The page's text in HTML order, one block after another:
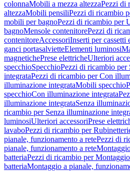
colonnaMobili a mezza altezzaPezzi di
altezzaMobili pensiliPezzi di ricambio
mobili per bagnoPezzi di ricambio per
bagnoMensole contenitorePezzi di
contenitoreAccessoriInserti per cassetti
ganci portasalvietteElementi luminosi
magnetichePrese elettricheUlteriori
specchioSpecchioPezzi di ricambio per
integrataPezzi di ricambio per Con
illuminazione integrataMobili specchio
specchioCon illuminazione integrata
illuminazione integrataSenza
ricambio per Senza illuminazione
luminosiUlteriori accessoriPrese
lavaboPezzi di ricambio per
pianale, funzionamento a retePezzi di
pianale, funzionamento a rete
batteriaPezzi di ricambio per
batteriaMontaggio a pianale,